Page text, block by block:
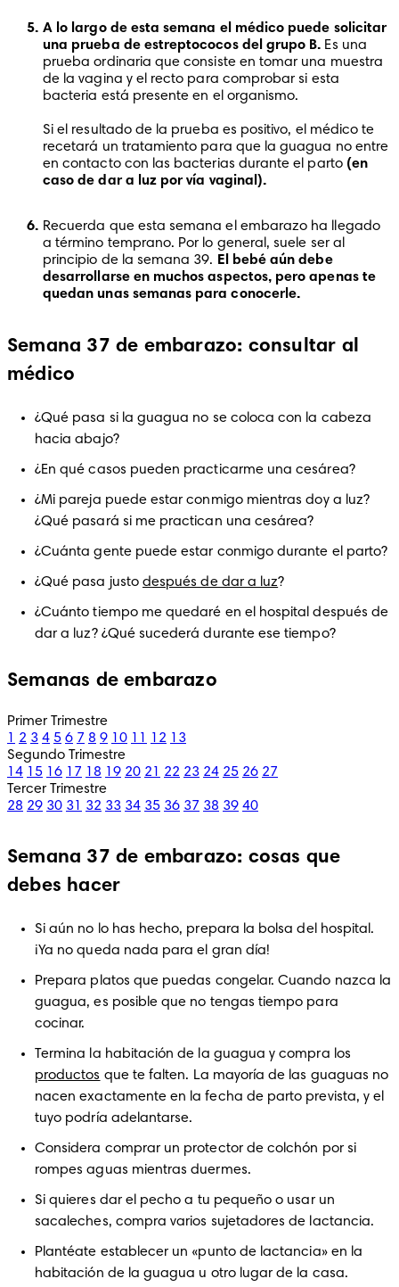
A lo largo de esta semana el médico puede solicitar
una prueba de estreptococos del grupo B. Es una
prueba ordinaria que consiste en tomar una muestra
de la vagina y el recto para comprobar si esta
bacteria está presente en el organismo.
Si el resultado de la prueba es positivo, el médico te
recetará un tratamiento para que la guagua no entre
en contacto con las bacterias durante el parto (en
caso de dar a luz por vía vaginal).
Recuerda que esta semana el embarazo ha llegado
a término temprano. Por lo general, suele ser al
principio de la semana 39. El bebé aún debe
desarrollarse en muchos aspectos, pero apenas te
quedan unas semanas para conocerle.
Semana 37 de embarazo: consultar al
médico
¿Qué pasa si la guagua no se coloca con la cabeza
hacia abajo?
¿En qué casos pueden practicarme una cesárea?
¿Mi pareja puede estar conmigo mientras doy a luz?
¿Qué pasará si me practican una cesárea?
¿Cuánta gente puede estar conmigo durante el parto?
¿Qué pasa justo después de dar a luz?
¿Cuánto tiempo me quedaré en el hospital después de
dar a luz? ¿Qué sucederá durante ese tiempo?
Semanas de embarazo
Primer Trimestre
1 2 3 4 5 6 7 8 9 10 11 12 13
Segundo Trimestre
14 15 16 17 18 19 20 21 22 23 24 25 26 27
Tercer Trimestre
28 29 30 31 32 33 34 35 36 37 38 39 40
Semana 37 de embarazo: cosas que
debes hacer
Si aún no lo has hecho, prepara la bolsa del hospital.
¡Ya no queda nada para el gran día!
Prepara platos que puedas congelar. Cuando nazca la
guagua, es posible que no tengas tiempo para
cocinar.
productos que te falten. La mayoría de las guaguas no
nacen exactamente en la fecha de parto prevista, y el
tuyo podría adelantarse.
Considera comprar un protector de colchón por si
rompes aguas mientras duermes.
Si quieres dar el pecho a tu pequeño o usar un
sacaleches, compra varios sujetadores de lactancia.
Plantéate establecer un «punto de lactancia» en la
habitación de la guagua u otro lugar de la casa.